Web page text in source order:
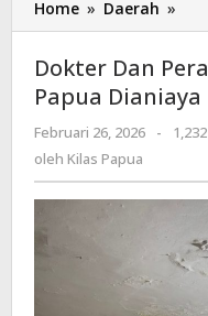
Home » Daerah »
di
Dokter Dan
Papua
Februari 26, 2026
oleh
-
oleh Kilas Papua